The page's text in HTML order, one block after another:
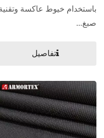
باستخدام خيوط عاكسة
صبغ...
تفاصيل